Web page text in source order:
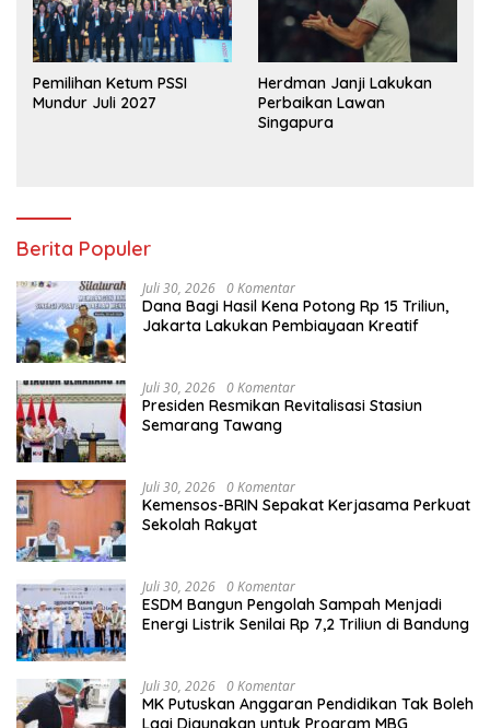
Pemilihan Ketum PSSI
Mundur Juli 2027
Herdman Janji Lakukan
Perbaikan Lawan
Singapura
Berita Populer
Juli 30, 2026 0 Komentar
Dana Bagi Hasil Kena Potong Rp 15 Triliun,
Jakarta Lakukan Pembiayaan Kreatif
Juli 30, 2026 0 Komentar
Presiden Resmikan Revitalisasi Stasiun
Semarang Tawang
Juli 30, 2026 0 Komentar
Kemensos-BRIN Sepakat Kerjasama Perkuat
Sekolah Rakyat
Juli 30, 2026 0 Komentar
ESDM Bangun Pengolah Sampah Menjadi
Energi Listrik Senilai Rp 7,2 Triliun di Bandung
Juli 30, 2026 0 Komentar
MK Putuskan Anggaran Pendidikan Tak Boleh
Lagi Digunakan untuk Program MBG